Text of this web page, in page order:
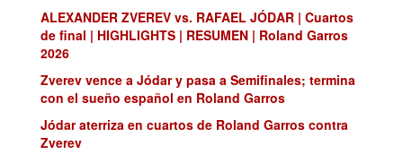
ALEXANDER ZVEREV vs. RAFAEL JÓDAR | Cuartos
de final | HIGHLIGHTS | RESUMEN | Roland Garros
2026
Zverev vence a Jódar y pasa a Semifinales; termina
con el sueño español en Roland Garros
Jódar aterriza en cuartos de Roland Garros contra
Zverev